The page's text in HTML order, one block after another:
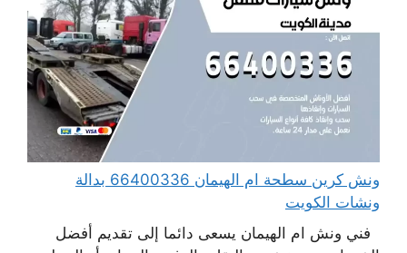
ونش كرين سطحة ام الهيمان 66400336 بدالة
ونشات الكويت
فني ونش ام الهيمان يسعى دائما إلى تقديم أفضل